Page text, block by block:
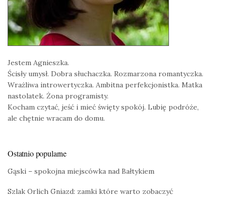
Jestem Agnieszka.
Ścisły umysł. Dobra słuchaczka. Rozmarzona romantyczka.
Wrażliwa introwertyczka. Ambitna perfekcjonistka. Matka
nastolatek. Żona programisty.
Kocham czytać, jeść i mieć święty spokój. Lubię podróże,
ale chętnie wracam do domu.
Ostatnio popularne
Gąski – spokojna miejscówka nad Bałtykiem
Szlak Orlich Gniazd: zamki które warto zobaczyć